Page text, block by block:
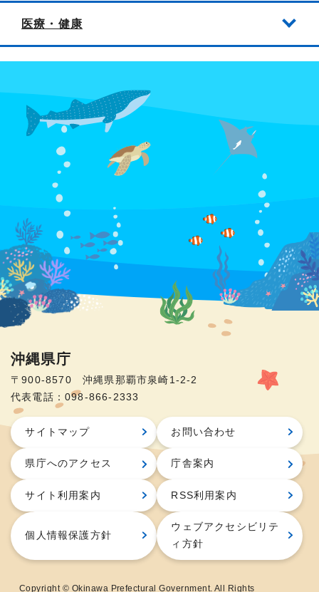
医療・健康
沖縄県庁
〒900-8570 沖縄県那覇市泉崎1-2-2
代表電話：098-866-2333
サイトマップ お問い合わせ
県庁へのアクセス 庁舎案内
サイト利用案内 RSS利用案内
個人情報保護方針
ウェブアクセシビリテ
ィ方針
Copyright © Okinawa Prefectural Government. All Rights